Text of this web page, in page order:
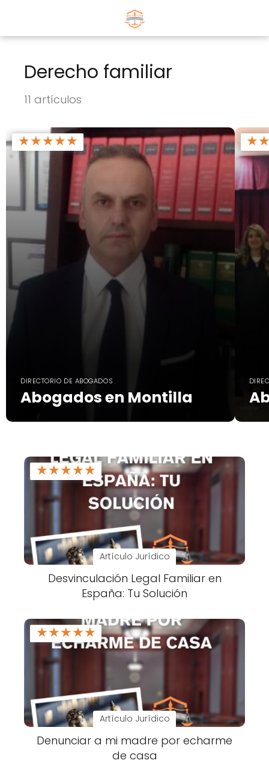
Derecho familiar
11 artículos
★★★★★
DIRECTORIO DE ABOGADOS
Abogados en Montilla
★
★★★★★
Artículo Jurídico
Desvinculación Legal Familiar en
España: Tu Solución
★★★★★
Artículo Jurídico
Denunciar a mi madre por echarme
de casa